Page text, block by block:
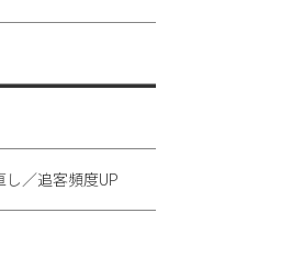
／追客頻度UP